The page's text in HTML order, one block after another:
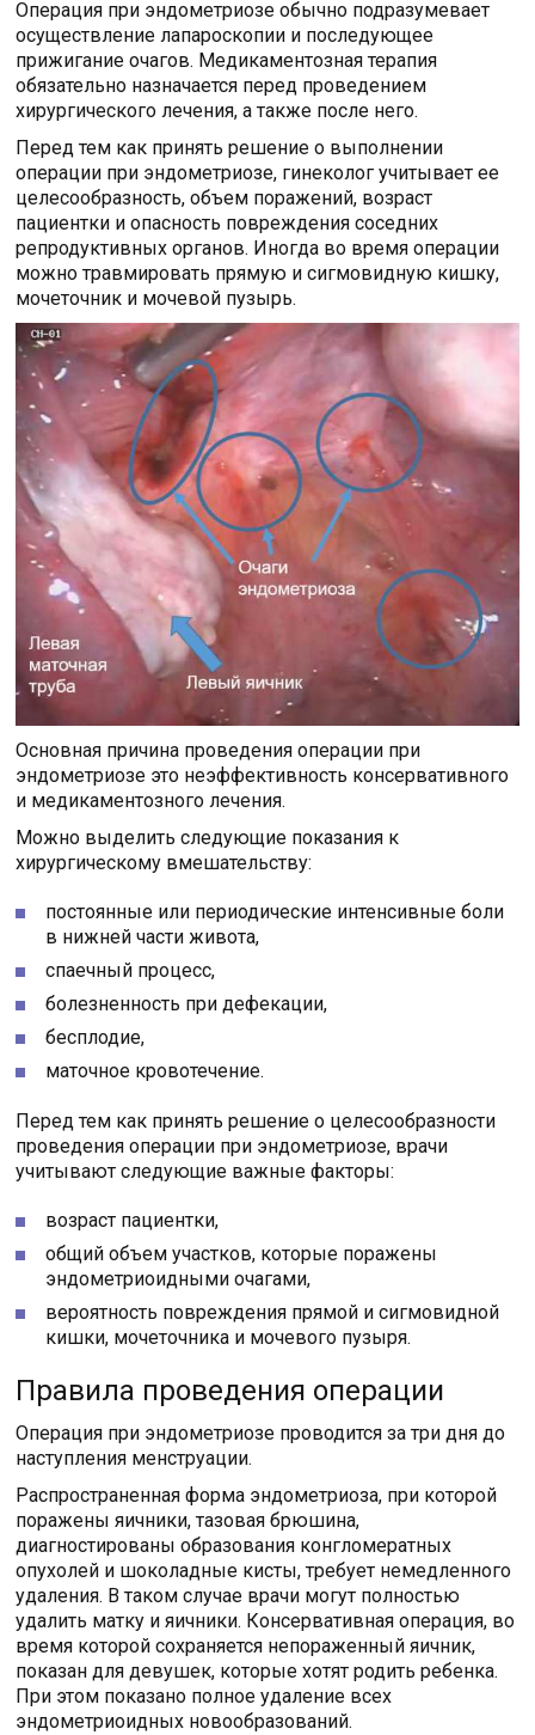
Операция при эндометриозе обычно подразумевает
осуществление лапароскопии и последующее
прижигание очагов. Медикаментозная терапия
обязательно назначается перед проведением
хирургического лечения, а также после него.
Перед тем как принять решение о выполнении
операции при эндометриозе, гинеколог учитывает ее
целесообразность, объем поражений, возраст
пациентки и опасность повреждения соседних
репродуктивных органов. Иногда во время операции
можно травмировать прямую и сигмовидную кишку,
мочеточник и мочевой пузырь.
Основная причина проведения операции при
эндометриозе это неэффективность консервативного
и медикаментозного лечения.
Можно выделить следующие показания к
хирургическому вмешательству:
постоянные или периодические интенсивные боли
в нижней части живота,
спаечный процесс,
болезненность при дефекации,
бесплодие,
маточное кровотечение.
Перед тем как принять решение о целесообразности
проведения операции при эндометриозе, врачи
учитывают следующие важные факторы:
возраст пациентки,
общий объем участков, которые поражены
эндометриоидными очагами,
вероятность повреждения прямой и сигмовидной
кишки, мочеточника и мочевого пузыря.
Правила проведения операции
Операция при эндометриозе проводится за три дня до
наступления менструации.
Распространенная форма эндометриоза, при которой
поражены яичники, тазовая брюшина,
диагностированы образования конгломератных
опухолей и шоколадные кисты, требует немедленного
удаления. В таком случае врачи могут полностью
удалить матку и яичники. Консервативная операция, во
время которой сохраняется непораженный яичник,
показан для девушек, которые хотят родить ребенка.
При этом показано полное удаление всех
эндометриоидных новообразований.